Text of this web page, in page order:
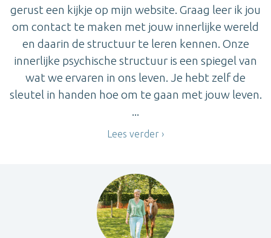
gerust een kijkje op mijn website. Graag leer ik jou
om contact te maken met jouw innerlijke wereld
en daarin de structuur te leren kennen. Onze
innerlijke psychische structuur is een spiegel van
wat we ervaren in ons leven. Je hebt zelf de
sleutel in handen hoe om te gaan met jouw leven.
...
Lees verder